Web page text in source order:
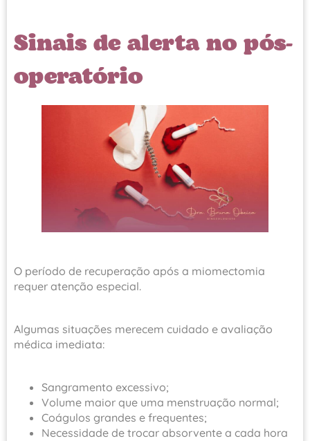
Sinais de alerta no pós-
operatório
O período de recuperação após a miomectomia
requer atenção especial.
Algumas situações merecem cuidado e avaliação
médica imediata:
Sangramento excessivo;
Volume maior que uma menstruação normal;
Coágulos grandes e frequentes;
Necessidade de trocar absorvente a cada hora